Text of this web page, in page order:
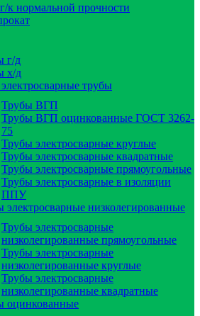
к нормальной прочности
г/д
х/д
трубы
Трубы ВГП
Трубы ВГП оцинкованные ГОСТ 3262-
75
Трубы электросварные круглые
Трубы электросварные квадратные
Трубы электросварные прямоугольные
Трубы электросварные в изоляции
ППУ
электросварные низколегированные
Трубы электросварные
низколегированные прямоугольные
Трубы электросварные
низколегированные круглые
Трубы электросварные
низколегированные квадратные
оцинкованные